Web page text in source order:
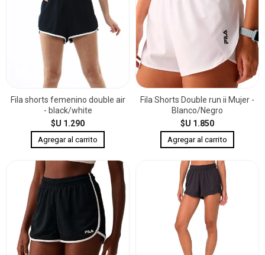
Fila shorts femenino double air
- black/white
$U 1.290
Fila Shorts Double run ii Mujer -
Blanco/Negro
$U 1.850